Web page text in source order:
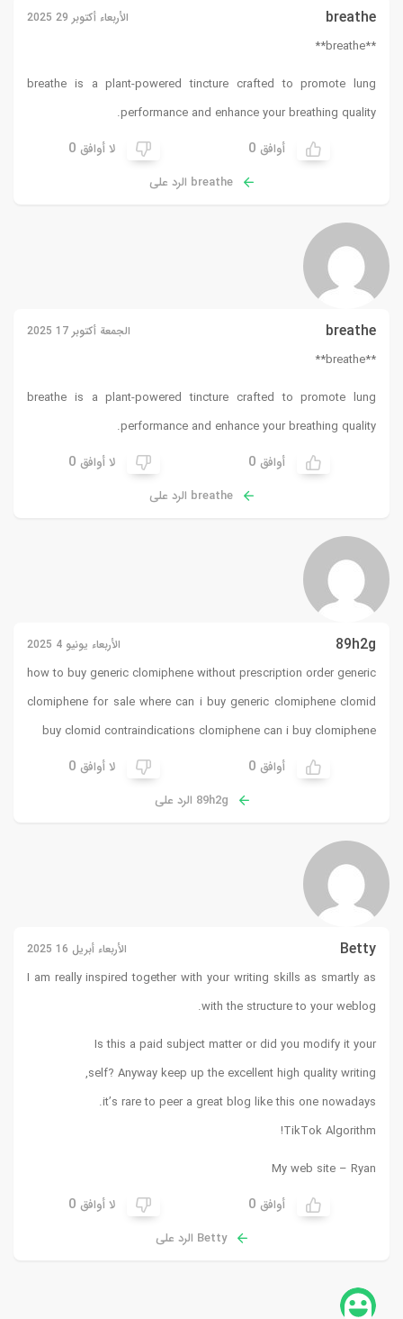
breathe الأربعاء أكتوبر 29 2025
**breathe**
breathe is a plant-powered tincture crafted to promote lung
performance and enhance your breathing quality.
أوافق 0 لا أوافق 0
breathe الرد على
breathe الجمعة أكتوبر 17 2025
**breathe**
breathe is a plant-powered tincture crafted to promote lung
performance and enhance your breathing quality.
أوافق 0 لا أوافق 0
breathe الرد على
89h2g الأربعاء يونيو 4 2025
how to buy generic clomiphene without prescription order generic
clomiphene for sale where can i buy generic clomiphene clomid
buy clomid contraindications clomiphene can i buy clomiphene
أوافق 0 لا أوافق 0
89h2g الرد على
Betty الأربعاء أبريل 16 2025
I am really inspired together with your writing skills as smartly as
with the structure to your weblog.
Is this a paid subject matter or did you modify it your
self? Anyway keep up the excellent high quality writing,
it’s rare to peer a great blog like this one nowadays.
TikTok Algorithm
!
My web site – Ryan
أوافق 0 لا أوافق 0
Betty الرد على